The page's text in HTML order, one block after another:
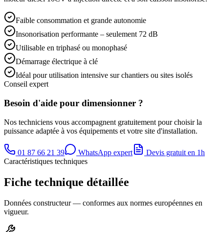
Faible consommation et grande autonomie
Insonorisation performante – seulement 72 dB
Utilisable en triphasé ou monophasé
Démarrage électrique à clé
Idéal pour utilisation intensive sur chantiers ou sites isolés
Conseil expert
Besoin d'aide pour dimensionner ?
Nos techniciens vous accompagnent gratuitement pour choisir la
puissance adaptée à vos équipements et votre site d'installation.
01 87 66 21 39 WhatsApp expert
Devis gratuit en 1h
Caractéristiques techniques
Fiche technique détaillée
Données constructeur — conformes aux normes européennes en
vigueur.